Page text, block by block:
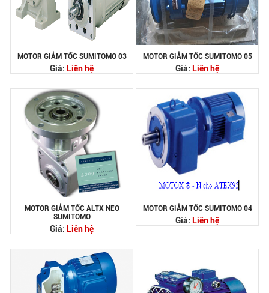
MOTOR GIẢM TỐC SUMITOMO 03
Giá: Liên hệ
MOTOR GIẢM TỐC SUMITOMO 05
Giá: Liên hệ
MOTOR GIẢM TỐC ALTX NEO
SUMITOMO
Giá: Liên hệ
MOTOR GIẢM TỐC SUMITOMO 04
Giá: Liên hệ